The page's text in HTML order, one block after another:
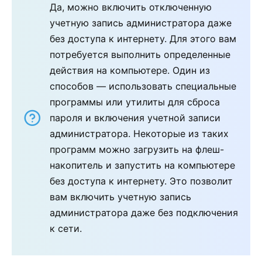
Да, можно включить отключенную
учетную запись администратора даже
без доступа к интернету. Для этого вам
потребуется выполнить определенные
действия на компьютере. Один из
способов — использовать специальные
программы или утилиты для сброса
пароля и включения учетной записи
администратора. Некоторые из таких
программ можно загрузить на флеш-
накопитель и запустить на компьютере
без доступа к интернету. Это позволит
вам включить учетную запись
администратора даже без подключения
к сети.